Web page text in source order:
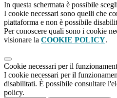
In questa schermata è possibile
I cookie necessari sono quelli che
piattaforma e non è possibile
Per conoscere quali sono i cookie
visionare la COOKIE POLICY.
Cookie necessari per il
I cookie necessari per il
disabilitati. È possibile consultare
policy.